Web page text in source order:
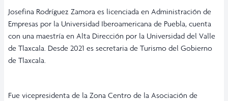
Josefina Rodríguez Zamora es licenciada en Administración de
Empresas por la Universidad Iberoamericana de Puebla, cuenta
con una maestría en Alta Dirección por la Universidad del Valle
de Tlaxcala. Desde 2021 es secretaria de Turismo del Gobierno
de Tlaxcala.
Fue vicepresidenta de la Zona Centro de la Asociación de